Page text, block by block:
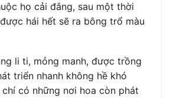
họ cải đắng, sau một thời
hái hết sẽ ra bông trổ màu
li ti, mỏng manh, được trồng
triển nhanh không hề khó
có những nơi hoa còn phát